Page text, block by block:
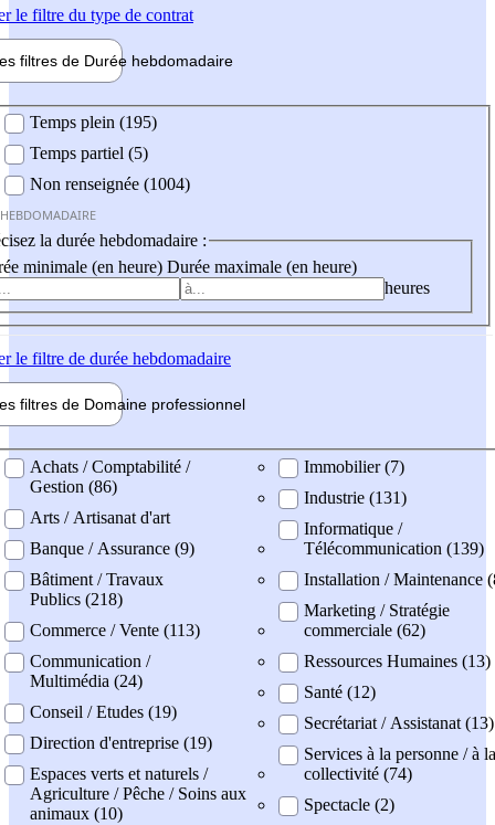
le filtre du type de contrat
filtres de Durée hebdomadaire
Temps plein (195)
Temps partiel (5)
Non renseignée (1004)
la durée hebdomadaire :
minimale (en heure) Durée maximale (en heure)
heures
le filtre de durée hebdomadaire
filtres de Domaine professionnel
professionel
Achats / Comptabilité /
Gestion (86)
Arts / Artisanat d'art
Banque / Assurance (9)
Bâtiment / Travaux
Publics (218)
Commerce / Vente (113)
Communication /
Multimédia (24)
Conseil / Etudes (19)
Direction d'entreprise (19)
Espaces verts et naturels /
Agriculture / Pêche / Soins aux
animaux (10)
Immobilier (7)
Industrie (131)
Informatique /
Télécommunication (139)
Installation / Maintenance
Marketing / Stratégie
commerciale (62)
Ressources Humaines (13)
Santé (12)
Secrétariat / Assistanat (13)
Services à la personne / à la
collectivité (74)
Spectacle (2)